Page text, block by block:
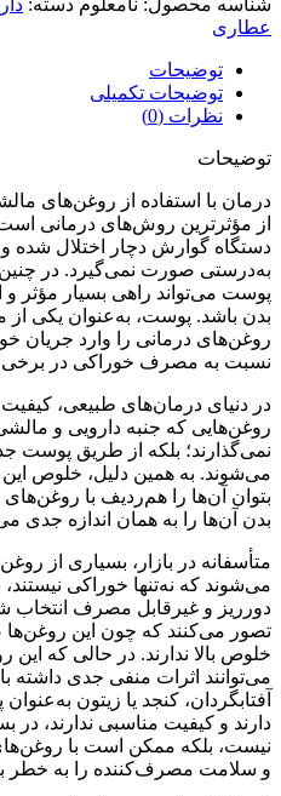
عطاری
توضیحات
توضیحات تکمیلی
نظرات (0)
توضیحات
درمان با استفاده از روغن‌های
از مؤثرترین روش‌های درمانی
دستگاه گوارش دچار اختلال شده
به‌درستی صورت نمی‌گیرد. در
پوست می‌تواند راهی بسیار مؤثر و
بدن باشد. پوست، به‌عنوان یکی
روغن‌های درمانی را وارد جریان
نسبت به مصرف خوراکی در برخی
در دنیای درمان‌های طبیعی،
روغن‌هایی که جنبه دارویی و
نمی‌گذارند؛ بلکه از طریق پوست
می‌شوند. به همین دلیل، خلوص
بتوان آن‌ها را هم‌ردیف با
بدن آن‌ها را به همان اندازه جدی
متأسفانه در بازار، بسیاری از
می‌شوند که نه‌تنها خوراکی
دورریز و غیرقابل مصرف انتخاب
تصور می‌کنند که چون این روغن‌ها
خلوص بالا ندارند. در حالی که این
می‌توانند اثرات منفی جدی داشته
آفتابگردان، کنجد یا زیتون
دارند و کیفیت مناسبی ندارند، در
نیست، بلکه ممکن است با
و سلامت مصرف‌کننده را به خطر